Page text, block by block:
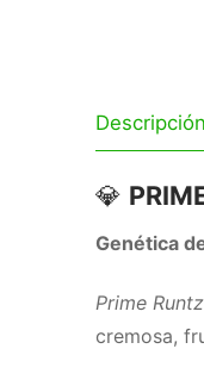
Descripción
💎
Genética
Prime Runtz
cremosa,